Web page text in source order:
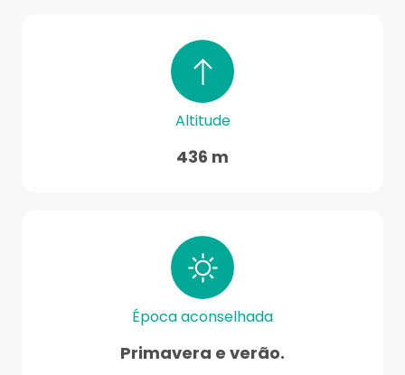
Altitude
436 m
Época aconselhada
Primavera e verão.